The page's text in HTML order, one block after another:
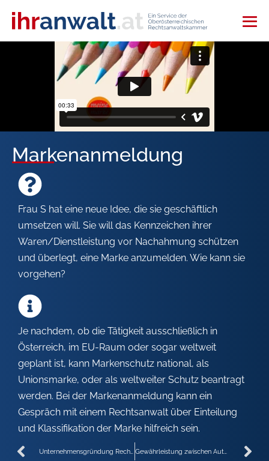
Markenanmeldung
Frau S hat eine neue Idee, die sie geschäftlich
umsetzen will. Sie will das Kennzeichen ihrer
Waren/Dienstleistung vor Nachahmung schützen
und überlegt, eine Marke anzumelden. Wie kann sie
vorgehen?
Je nachdem, ob die Tätigkeit ausschließlich in
Österreich, im EU-Raum oder sogar weltweit
geplant ist, kann Markenschutz national, als
Unionsmarke, oder als weltweiter Schutz beantragt
werden. Bei der Markenanmeldung kann ein
Gespräch mit einem Rechtsanwalt über Einteilung
und Klassifikation der Marke hilfreich sein.
Unternehmensgründung Rechtsform Gewährleistung zwischen Autohändler / Konsument